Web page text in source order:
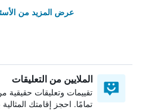
عرض المزيد من
الملايين من التعليقات
تقييمات وتعليقات حقيقية
تمامًا. احجز إقامتك